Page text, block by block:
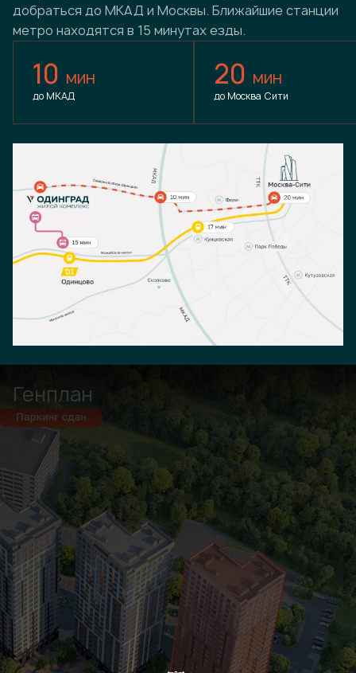
добраться до МКАД и Москвы. Ближайшие станции
метро находятся в 15 минутах езды.
10 мин
до МКАД
20 мин
до Москва Сити
Генплан